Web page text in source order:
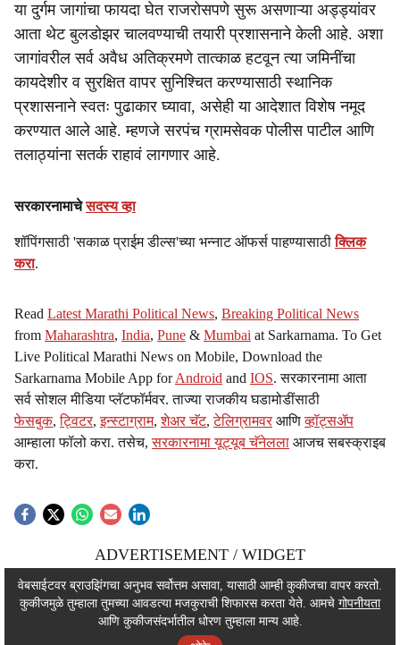
या दुर्गम जागांचा फायदा घेत राजरोसपणे सुरू असणाऱ्या अड्ड्यांवर
आता थेट बुलडोझर चालवण्याची तयारी प्रशासनाने केली आहे. अशा
जागांवरील सर्व अवैध अतिक्रमणे तात्काळ हटवून त्या जमिनींचा
कायदेशीर व सुरक्षित वापर सुनिश्चित करण्यासाठी स्थानिक
प्रशासनाने स्वतः पुढाकार घ्यावा, असेही या आदेशात विशेष नमूद
करण्यात आले आहे. म्हणजे सरपंच ग्रामसेवक पोलीस पाटील आणि
तलाठ्यांना सतर्क राहावं लागणार आहे.
सरकारनामाचेसदस्य व्हा
शॉपिंगसाठी 'सकाळ प्राईम डील्स'च्या भन्नाट ऑफर्स पाहण्यासाठीक्लिक
करा.
Read Latest Marathi Political News, Breaking Political News
from Maharashtra, India, Pune & Mumbai at Sarkarnama. To Get
Live Political Marathi News on Mobile, Download the
Sarkarnama Mobile App forAndroid and IOS. सरकारनामा आता
सर्व सोशल मीडिया प्लॅटफॉर्मवर. ताज्या राजकीय घडामोडींसाठी
फेसबुक,ट्विटर,इन्स्टाग्राम,शेअर चॅट,टेलिग्रामवर आणिव्हॉट्सॲप
आम्हाला फॉलो करा. तसेच,सरकारनामा यूट्यूब चॅनेलला आजच सबस्क्राइब
करा.
ADVERTISEMENT / WIDGET
ADVERTISEMENT / WIDGET
ADVERTISEMENT / WIDGET
वेबसाईटवर ब्राउझिंगचा अनुभव सर्वोत्तम असावा, यासाठी आम्ही कुकीजचा वापर करतो.
कुकीजमुळे तुम्हाला तुमच्या आवडत्या मजकुराची शिफारस करता येते. आमचे गोपनीयता
आणि कुकीजसंदर्भातील धोरण तुम्हाला मान्य आहे.